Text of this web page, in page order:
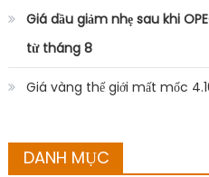
Giá dầu giảm nhẹ sau khi
từ tháng 8
Giá vàng thế giới mất mốc
DANH MỤC